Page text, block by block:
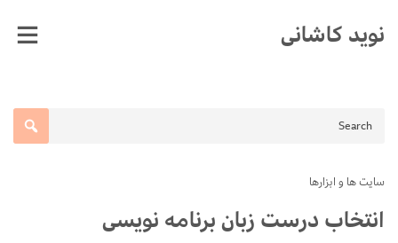
content
نوید کاشانی
سایت ها و ابزارها
انتخاب درست زبان برنامه نویسی